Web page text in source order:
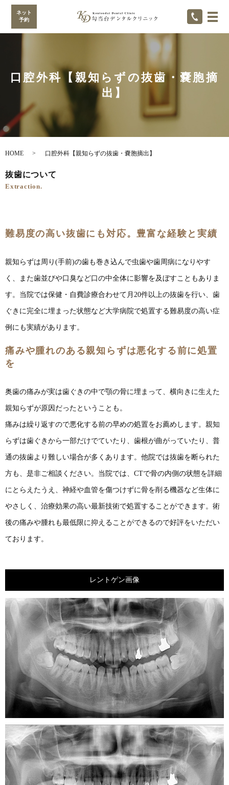
ネット
予約
メ
口腔外科【親知らずの抜歯・嚢胞摘
出】
HOME 口腔外科【親知らずの抜歯・嚢胞摘出】
抜歯について
Extraction.
難易度の高い抜歯にも対応。豊富な経験と実績
親知らずは周り(手前)の歯も巻き込んで虫歯や歯周病になりやす
く、また歯並びや口臭など口の中全体に影響を及ぼすこともありま
す。当院では保健・自費診療合わせて月20件以上の抜歯を行い、歯
ぐきに完全に埋まった状態など大学病院で処置する難易度の高い症
例にも実績があります。
痛みや腫れのある親知らずは悪化する前に処置
を
奥歯の痛みが実は歯ぐきの中で顎の骨に埋まって、横向きに生えた
親知らずが原因だったということも。
痛みは繰り返すので悪化する前の早めの処置をお薦めします。親知
らずは歯ぐきから一部だけでていたり、歯根が曲がっていたり、普
通の抜歯より難しい場合が多くあります。他院では抜歯を断られた
方も、是非ご相談ください。当院では、CTで骨の内側の状態を詳細
にとらえたうえ、神経や血管を傷つけずに骨を削る機器など生体に
やさしく、治療効果の高い最新技術で処置することができます。術
後の痛みや腫れも最低限に抑えることができるので好評をいただい
ております。
レントゲン画像